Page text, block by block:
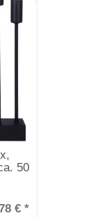
50
€ *